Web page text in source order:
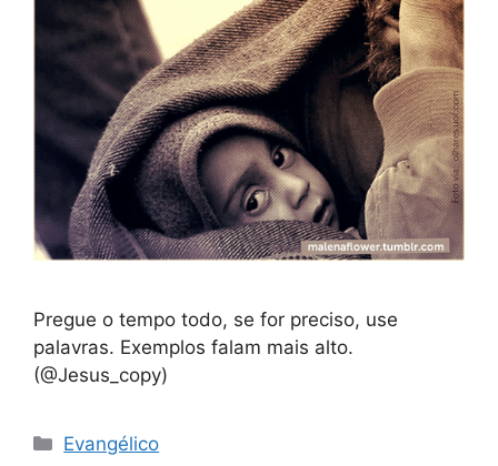
Pregue o tempo todo, se for preciso, use
palavras. Exemplos falam mais alto.
(@Jesus_copy)
Categorias
Evangélico